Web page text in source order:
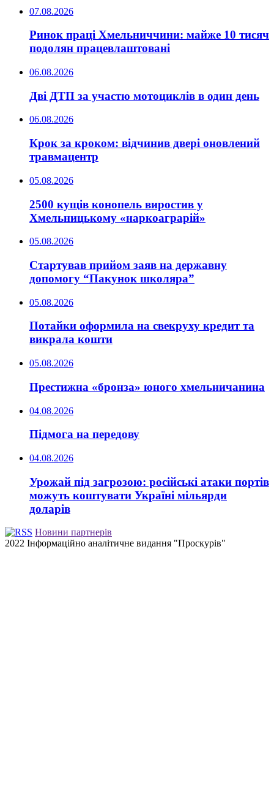
07.08.2026
Ринок праці Хмельниччини: майже 10 тисяч
подолян працевлаштовані
06.08.2026
Дві ДТП за участю мотоциклів в один день
06.08.2026
Крок за кроком: відчинив двері оновлений
травмацентр
05.08.2026
2500 кущів конопель виростив у
Хмельницькому «наркоаграрій»
05.08.2026
Стартував прийом заяв на державну
допомогу “Пакунок школяра”
05.08.2026
Потайки оформила на свекруху кредит та
викрала кошти
05.08.2026
Престижна «бронза» юного хмельничанина
04.08.2026
Підмога на передову
04.08.2026
Урожай під загрозою: російські атаки портів
можуть коштувати Україні мільярди
доларів
Новини партнерів
2022 Інформаційно аналітичне видання "Проскурів"